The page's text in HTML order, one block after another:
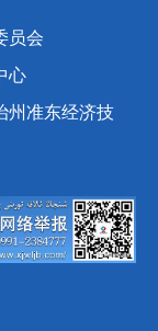
员会
心
州准东经济技